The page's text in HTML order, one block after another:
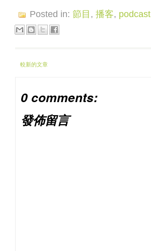
Posted in: 節目, 播客, podcast
較新的文章
0 comments:
發佈留言